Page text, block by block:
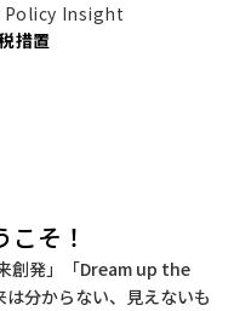
Policy Insight
措置
そ！
創発」「Dream up the
分からない、見えないも